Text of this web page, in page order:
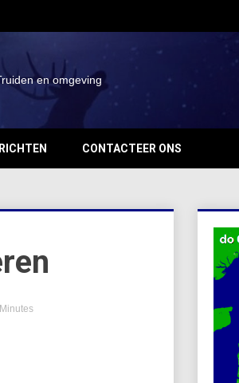
en omgeving
CONTACTEER ONS